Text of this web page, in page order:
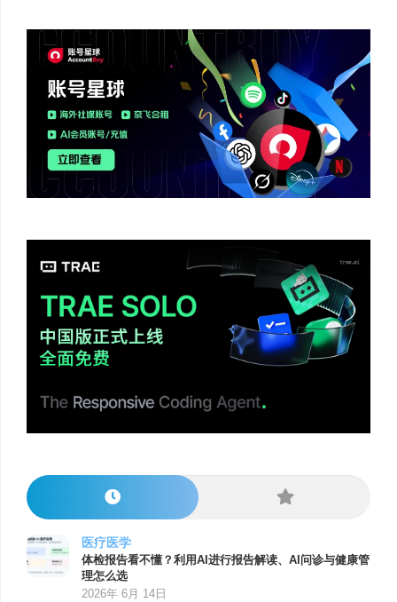
医疗医学
体检报告看不懂？利用AI进行报告解读、AI问诊与健康管
理怎么选
2026年 6月 14日